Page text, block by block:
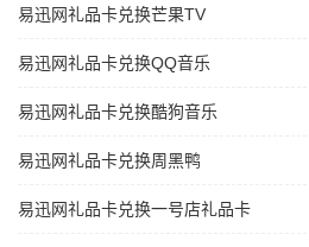
易迅网礼品卡兑换芒果TV
易迅网礼品卡兑换QQ音乐
易迅网礼品卡兑换酷狗音乐
易迅网礼品卡兑换周黑鸭
易迅网礼品卡兑换一号店礼品卡